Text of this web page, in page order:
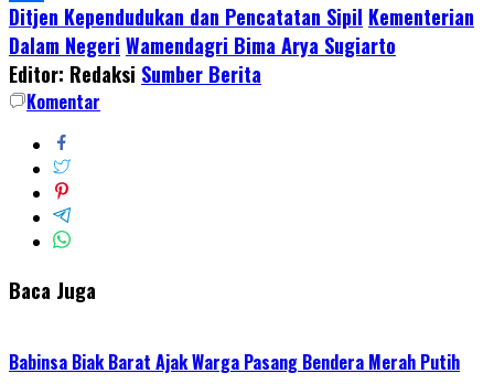
Share
Ditjen Kependudukan dan Pencatatan Sipil Kementerian
Dalam Negeri Wamendagri Bima Arya Sugiarto
Editor: Redaksi Sumber Berita
Komentar
Baca Juga
Babinsa Biak Barat Ajak Warga Pasang Bendera Merah Putih